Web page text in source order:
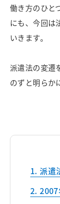
働き方のひと
にも、今回は
いきます。
派遣法の変遷
のずと明らか
派遣